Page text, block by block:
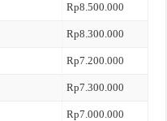
Rp8.500.000
Rp8.300.000
Rp7.200.000
Rp7.300.000
Rp7.000.000